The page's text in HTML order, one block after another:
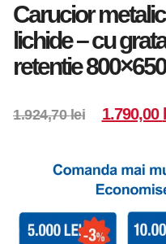
Carucior
lichide – cu
retentie
1.924,70lei 1.790,00